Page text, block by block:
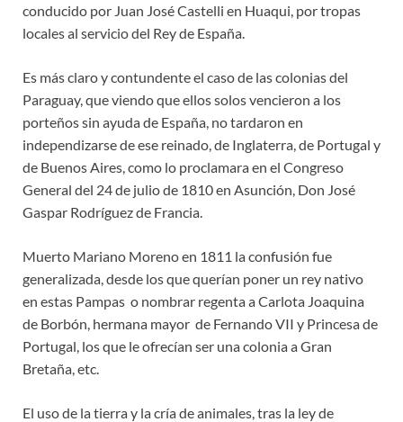
conducido por Juan José Castelli en Huaqui, por tropas
locales al servicio del Rey de España.
Es más claro y contundente el caso de las colonias del
Paraguay, que viendo que ellos solos vencieron a los
porteños sin ayuda de España, no tardaron en
independizarse de ese reinado, de Inglaterra, de Portugal y
de Buenos Aires, como lo proclamara en el Congreso
General del 24 de julio de 1810 en Asunción, Don José
Gaspar Rodríguez de Francia.
Muerto Mariano Moreno en 1811 la confusión fue
generalizada, desde los que querían poner un rey nativo
en estas Pampas o nombrar regenta a Carlota Joaquina
de Borbón, hermana mayor de Fernando VII y Princesa de
Portugal, los que le ofrecían ser una colonia a Gran
Bretaña, etc.
El uso de la tierra y la cría de animales, tras la ley de